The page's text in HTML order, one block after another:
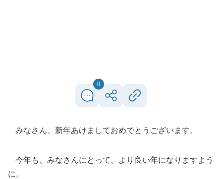
0
みなさん、新年あけましておめでとうございます。
今年も、みなさんにとって、より良い年になりますよう
に。